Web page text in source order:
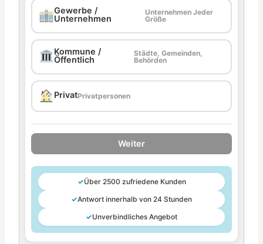
Gewerbe /
Unternehmen
Unternehmen Jeder
Größe
Kommune /
Öffentlich
Städte, Gemeinden,
Behörden
PrivatPrivatpersonen
Weiter
✓Über 2500 zufriedene Kunden
✓Antwort innerhalb von 24 Stunden
✓Unverbindliches Angebot